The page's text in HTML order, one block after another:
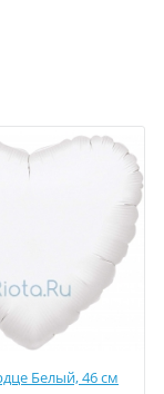
Белый, 46 см